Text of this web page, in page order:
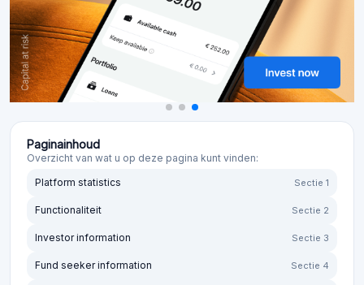
Paginainhoud
Overzicht van wat u op deze pagina kunt vinden:
Platform statistics
Sectie 1
Functionaliteit Sectie 2
Investor information Sectie 3
Fund seeker information Sectie 4